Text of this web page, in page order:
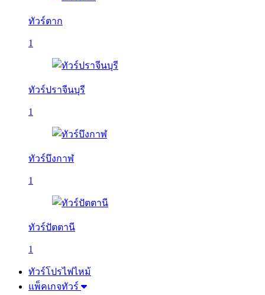
ทัวร์ตาก
1
ทัวร์ปราจีนบุรี
1
ทัวร์บึงกาฬ
1
ทัวร์ปัตตานี
1
ทัวร์โปรไฟไหม้
แพ็คเกจทัวร์